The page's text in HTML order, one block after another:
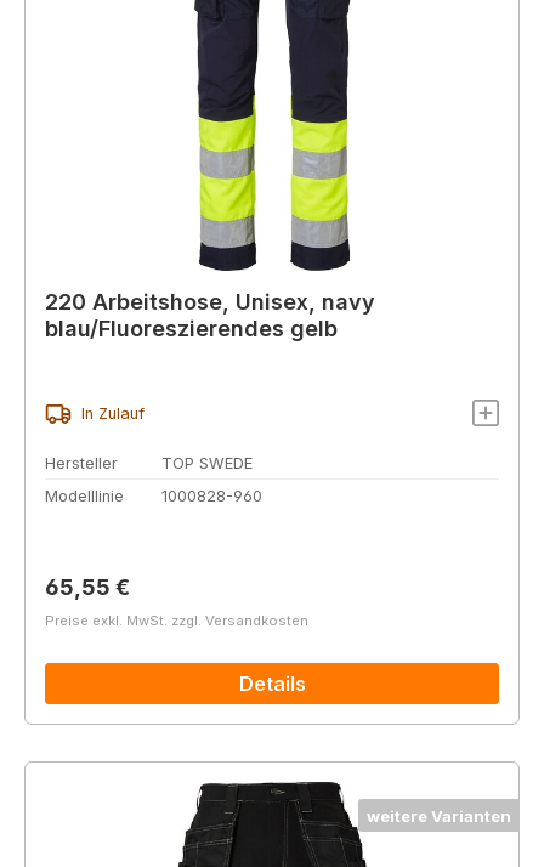
220 Arbeitshose, Unisex, navy
blau/Fluoreszierendes gelb
In Zulauf
Hersteller
TOP SWEDE
Modelllinie
1000828-960
Regulärer Preis:
65,55 €
Preise exkl. MwSt. zzgl. Versandkosten
Details
weitere Varianten